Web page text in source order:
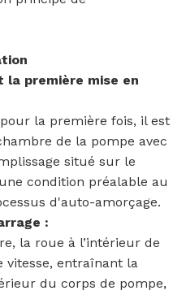
la première mise en
la première fois, il est
de la pompe avec
situé sur le
condition préalable au
d'auto-amorçage.
:
la roue à l’intérieur de
vitesse, entraînant la
du corps de pompe,